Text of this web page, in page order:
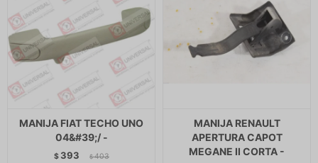
MANIJA FIAT TECHO UNO
04&#39;/ -
$ 393 $ 403
MANIJA RENAULT
APERTURA CAPOT
MEGANE II CORTA -